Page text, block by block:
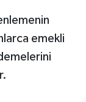
emekli